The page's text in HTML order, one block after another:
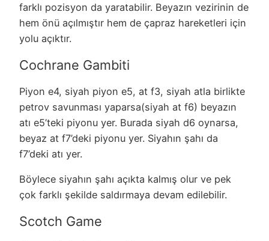
farklı pozisyon da yaratabilir. Beyazın vezirinin de
hem önü açılmıştır hem de çapraz hareketleri için
yolu açıktır.
Cochrane Gambiti
Piyon e4, siyah piyon e5, at f3, siyah atla birlikte
petrov savunması yaparsa(siyah at f6) beyazın
atı e5’teki piyonu yer. Burada siyah d6 oynarsa,
beyaz at f7’deki piyonu yer. Siyahın şahı da
f7’deki atı yer.
Böylece siyahın şahı açıkta kalmış olur ve pek
çok farklı şekilde saldırmaya devam edilebilir.
Scotch Game